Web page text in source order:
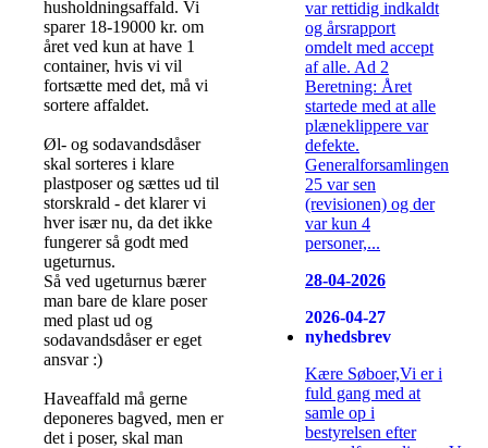
husholdningsaffald. Vi
sparer 18-19000 kr. om
året ved kun at have 1
container, hvis vi vil
fortsætte med det, må vi
sortere affaldet.
Øl- og sodavandsdåser
skal sorteres i klare
plastposer og sættes ud til
storskrald - det klarer vi
hver især nu, da det ikke
fungerer så godt med
ugeturnus.
Så ved ugeturnus bærer
man bare de klare poser
med plast ud og
sodavandsdåser er eget
ansvar :)
Haveaffald må gerne
deponeres bagved, men er
det i poser, skal man
var rettidig indkaldt
og årsrapport
omdelt med accept
af alle. Ad 2
Beretning: Året
startede med at alle
plæneklippere var
defekte.
Generalforsamlingen
25 var sen
(revisionen) og der
var kun 4
personer,...
28-04-2026
2026-04-27
nyhedsbrev
Kære Søboer,Vi er i
fuld gang med at
samle op i
bestyrelsen efter